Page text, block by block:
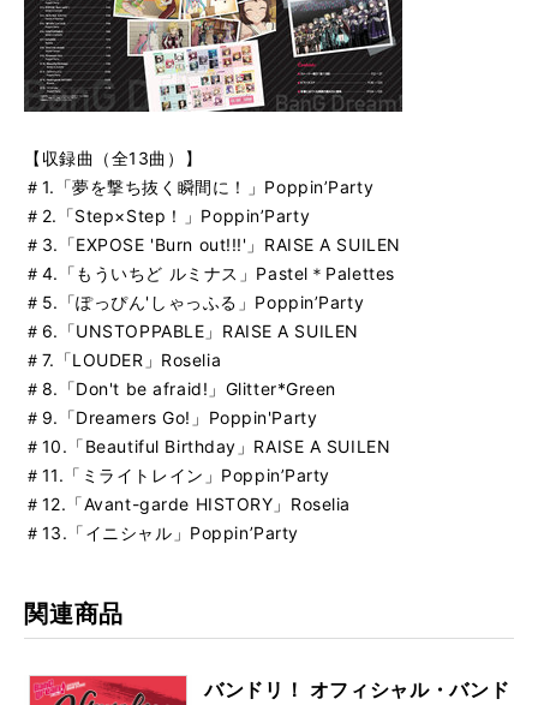
【収録曲（全13曲）】
＃1.「夢を撃ち抜く瞬間に！」PoppinʼParty
＃2.「Step×Step！」PoppinʼParty
＃3.「EXPOSE 'Burn out!!!'」RAISE A SUILEN
＃4.「もういちど ルミナス」Pastel＊Palettes
＃5.「ぽっぴん'しゃっふる」PoppinʼParty
＃6.「UNSTOPPABLE」RAISE A SUILEN
＃7.「LOUDER」Roselia
＃8.「Don't be afraid!」Glitter*Green
＃9.「Dreamers Go!」Poppin'Party
＃10.「Beautiful Birthday」RAISE A SUILEN
＃11.「ミライトレイン」PoppinʼParty
＃12.「Avant-garde HISTORY」Roselia
＃13.「イニシャル」PoppinʼParty
関連商品
バンドリ！ オフィシャル・バンド